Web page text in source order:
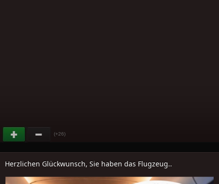
(+26)
Herzlichen Glückwunsch, Sie haben das Flugzeug..